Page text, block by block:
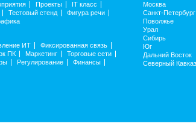
Проекты
IT класс
Тестовый стенд
Фигура речи
ИТ
Фиксированная связь
ПК Маркетинг
Торговые сети
Регулирование
Финансы
Москва
Санкт-Петербург
Поволжье
Урал
Сибирь
Юг
Дальний Восток
Северный Кавказ